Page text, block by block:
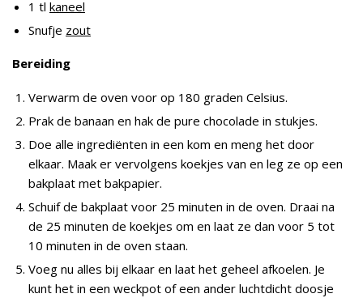
1 tl kaneel
Snufje zout
Bereiding
Verwarm de oven voor op 180 graden Celsius.
Prak de banaan en hak de pure chocolade in stukjes.
Doe alle ingrediënten in een kom en meng het door
elkaar. Maak er vervolgens koekjes van en leg ze op een
bakplaat met bakpapier.
Schuif de bakplaat voor 25 minuten in de oven. Draai na
de 25 minuten de koekjes om en laat ze dan voor 5 tot
10 minuten in de oven staan.
Voeg nu alles bij elkaar en laat het geheel afkoelen. Je
kunt het in een weckpot of een ander luchtdicht doosje